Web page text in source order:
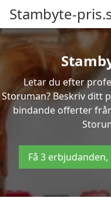
Stambyte-
Letar du efter
Storuman? Beskriv ditt
bindande offerter
Få 3